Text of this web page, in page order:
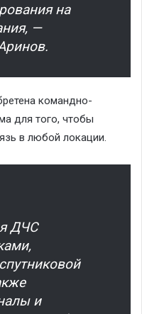
на
—
командно-
для того, чтобы
в любой локации.
ДЧС
и